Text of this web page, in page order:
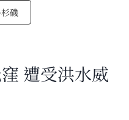
磯
遭受洪水威